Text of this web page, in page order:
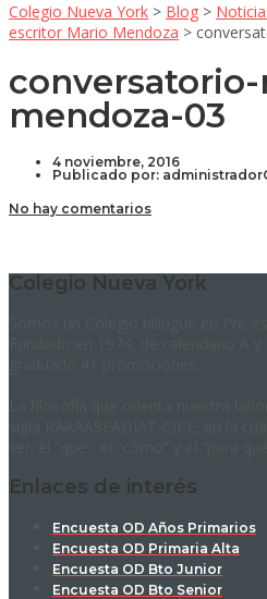
Colegio Nueva York > Blog >
escritor Mario Mendoza >
mendoza-03
4 noviembre, 2016
Publicado por:
No hay comentarios
Colegio Nueva York
Enlaces de interés
Encuesta OD Años Primarios
Encuesta OD Primaria Alta
Encuesta OD Bto Junior
Encuesta OD Bto Senior